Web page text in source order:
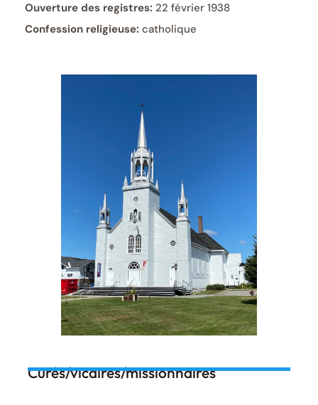
Ouverture des registres: 22 février 1938
Confession religieuse: catholique
Curés/vicaires/missionnaires